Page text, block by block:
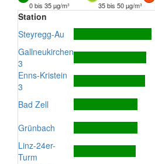
0 bis 35 µg/m³
35 bis 50 µg/m³
Station
Steyregg-Au
Gallneukirchen
3
Enns-Kristein
3
Bad Zell
Grünbach
Linz-24er-
Turm